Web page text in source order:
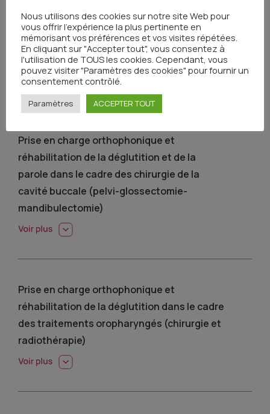
FORMATIONS 2025
Prise en charge orthophonique et
réhabilitation de la déglutition et de la
parole dans le cadre des chirurgie de la
cavité buccale (pelvi-glossectomie-
mandibulectomie)
Prise en charge orthophonique et
réhabilitation de la déglutition dans le cadre
des traitements oropharyngés (chirurgie et
radiothérapie)
Nous utilisons des cookies sur notre site Web pour
vous offrir l'expérience la plus pertinente en
mémorisant vos préférences et vos visites répétées.
En cliquant sur "Accepter tout", vous consentez à
l'utilisation de TOUS les cookies. Cependant, vous
pouvez visiter "Paramètres des cookies" pour fournir un
consentement contrôlé.
Paramètres ACCEPTER TOUT